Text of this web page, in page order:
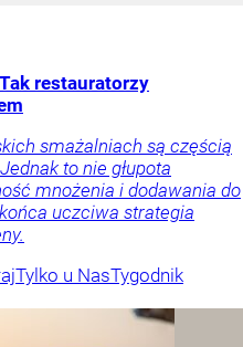
restauratorzy
smażalniach są częścią
to nie głupota
mnożenia i dodawania do
uczciwa strategia
Tylko u NasTygodnik